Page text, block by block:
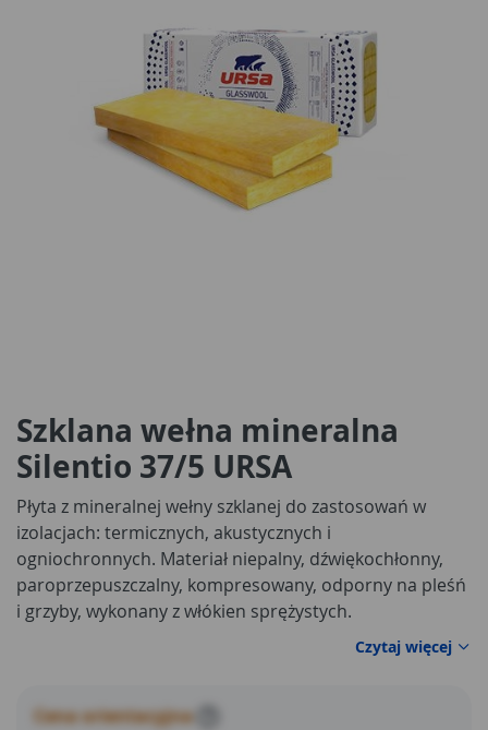
Szklana wełna mineralna
Silentio 37/5 URSA
Płyta z mineralnej wełny szklanej do zastosowań w
izolacjach: termicznych, akustycznych i
ogniochronnych. Materiał niepalny, dźwiękochłonny,
paroprzepuszczalny, kompresowany, odporny na pleśń
i grzyby, wykonany z włókien sprężystych.
Czytaj więcej
Cena orientacyjna